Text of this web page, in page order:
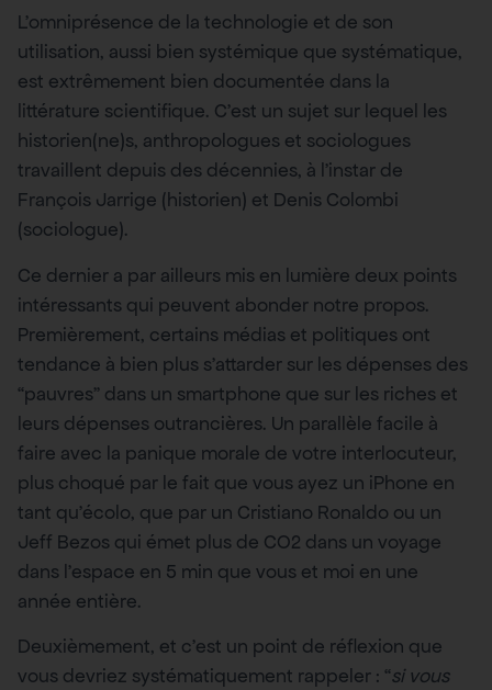
L’omniprésence de la technologie et de son
utilisation, aussi bien systémique que systématique,
est extrêmement bien documentée dans la
littérature scientifique. C’est un sujet sur lequel les
historien(ne)s, anthropologues et sociologues
travaillent depuis des décennies, à l’instar de
François Jarrige (historien) et Denis Colombi
(sociologue).
Ce dernier a par ailleurs mis en lumière deux points
intéressants qui peuvent abonder notre propos.
Premièrement, certains médias et politiques ont
tendance à bien plus s’attarder sur les dépenses des
“pauvres” dans un smartphone que sur les riches et
leurs dépenses outrancières. Un parallèle facile à
faire avec la panique morale de votre interlocuteur,
plus choqué par le fait que vous ayez un iPhone en
tant qu’écolo, que par un Cristiano Ronaldo ou un
Jeff Bezos qui émet plus de CO2 dans un voyage
dans l’espace en 5 min que vous et moi en une
année entière.
Deuxièmement, et c’est un point de réflexion que
vous devriez systématiquement rappeler : “si vous